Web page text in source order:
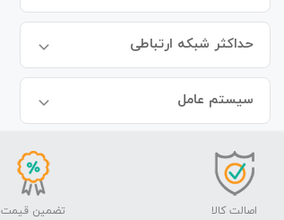
حداکثر شبکه ارتباطی
سیستم عامل
اصالت کالا تضمین قیمت